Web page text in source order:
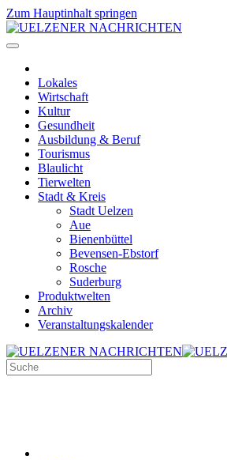
Zum Hauptinhalt springen
Lokales
Wirtschaft
Kultur
Gesundheit
Ausbildung & Beruf
Tourismus
Blaulicht
Tierwelten
Stadt & Kreis
Stadt Uelzen
Aue
Bienenbüttel
Bevensen-Ebstorf
Rosche
Suderburg
Produktwelten
Archiv
Veranstaltungskalender